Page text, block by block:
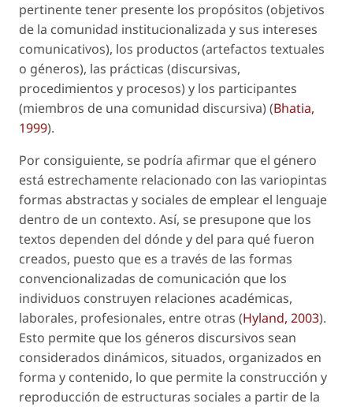
pertinente tener presente los propósitos (objetivos
de la comunidad institucionalizada y sus intereses
comunicativos), los productos (artefactos textuales
o géneros), las prácticas (discursivas,
procedimientos y procesos) y los participantes
(miembros de una comunidad discursiva) (Bhatia,
1999).
Por consiguiente, se podría afirmar que el género
está estrechamente relacionado con las variopintas
formas abstractas y sociales de emplear el lenguaje
dentro de un contexto. Así, se presupone que los
textos dependen del dónde y del para qué fueron
creados, puesto que es a través de las formas
convencionalizadas de comunicación que los
individuos construyen relaciones académicas,
laborales, profesionales, entre otras (Hyland, 2003).
Esto permite que los géneros discursivos sean
considerados dinámicos, situados, organizados en
forma y contenido, lo que permite la construcción y
reproducción de estructuras sociales a partir de la